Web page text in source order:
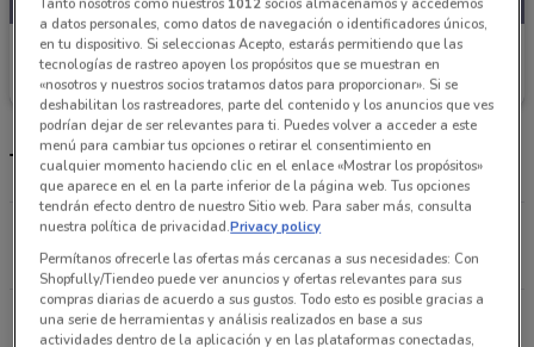
Coppel
Caduca el 31/08
Tiendas Coppel y horario
Calle 16 de Septiembre #56 Xochimilco
9 km
CERRADO
16 de Septiembre #26 Col. Sta. Crucita. Entre Fco. I
a datos personales, como datos de navegación o identificadores únicos,
en tu dispositivo. Si seleccionas Acepto, estarás permitiendo que las
tecnologías de rastreo apoyen los propósitos que se muestran en
«nosotros y nuestros socios tratamos datos para proporcionar». Si se
deshabilitan los rastreadores, parte del contenido y los anuncios que ves
podrían dejar de ser relevantes para ti. Puedes volver a acceder a este
menú para cambiar tus opciones o retirar el consentimiento en
cualquier momento haciendo clic en el enlace «Mostrar los propósitos»
que aparece en el en la parte inferior de la página web. Tus opciones
tendrán efecto dentro de nuestro Sitio web. Para saber más, consulta
nuestra política de privacidad.Privacy policy
Permítanos ofrecerle las ofertas más cercanas a sus necesidades: Con
Shopfully/Tiendeo puede ver anuncios y ofertas relevantes para sus
compras diarias de acuerdo a sus gustos. Todo esto es posible gracias a
una serie de herramientas y análisis realizados en base a sus
actividades dentro de la aplicación y en las plataformas conectadas,